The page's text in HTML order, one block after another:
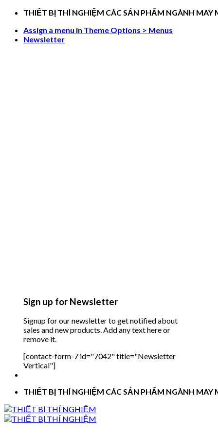
Skip
content
THIẾT BỊ THÍ NGHIỆM CÁC SẢN PHẨM NGÀNH MAY
Assign a menu in Theme Options > Menus
Newsletter
Sign up for Newsletter
Signup for our newsletter to get notified about
sales and new products. Add any text here or
remove it.
[contact-form-7 id="7042" title="Newsletter
Vertical"]
THIẾT BỊ THÍ NGHIỆM CÁC SẢN PHẨM NGÀNH MAY